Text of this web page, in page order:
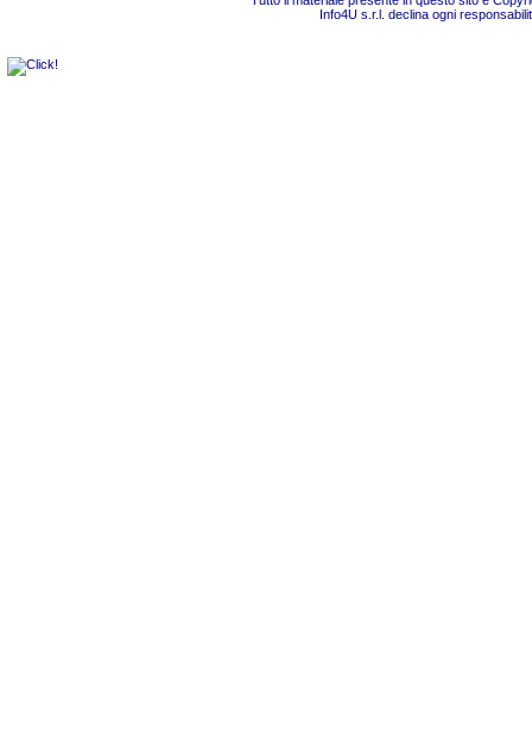
Info4U s.r.l. declina ogni